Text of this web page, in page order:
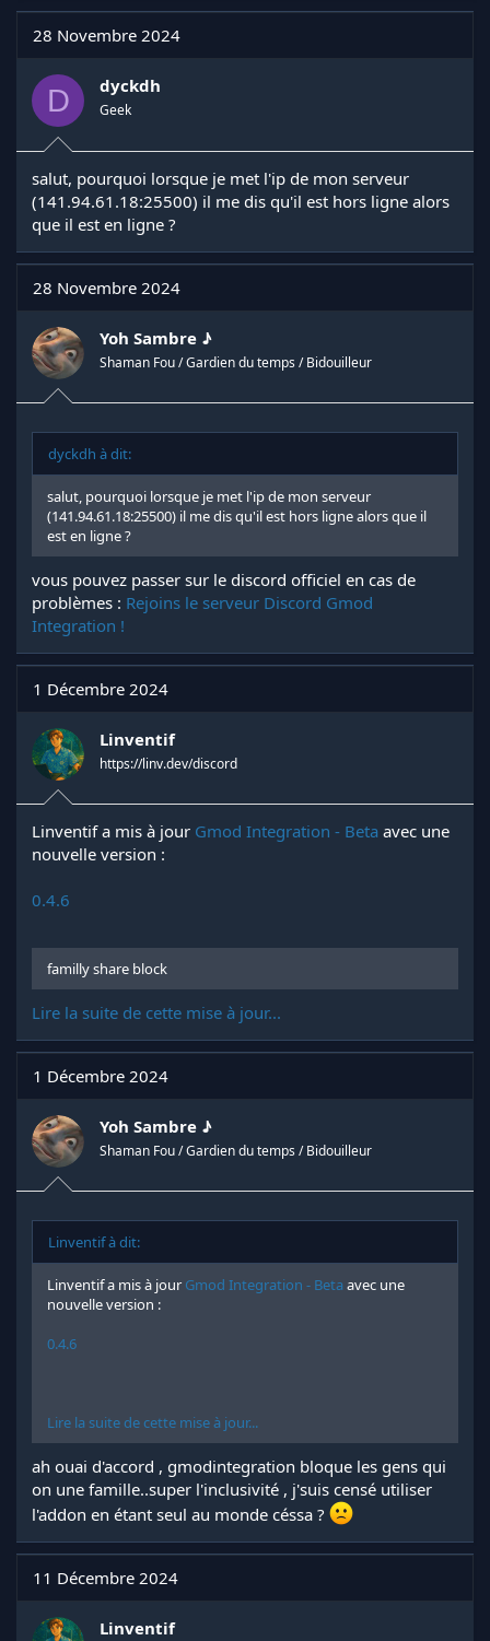
28 Novembre 2024
D dyckdh
Geek
salut, pourquoi lorsque je met l'ip de mon serveur
(141.94.61.18:25500) il me dis qu'il est hors ligne alors
que il est en ligne ?
28 Novembre 2024
Yoh Sambre ♪
Shaman Fou / Gardien du temps / Bidouilleur
dyckdh à dit:
salut, pourquoi lorsque je met l'ip de mon serveur
(141.94.61.18:25500) il me dis qu'il est hors ligne alors que il
est en ligne ?
vous pouvez passer sur le discord officiel en cas de
problèmes : Rejoins le serveur Discord Gmod
Integration !
1 Décembre 2024
Linventif
https://linv.dev/discord
Linventif a mis à jour Gmod Integration - Beta avec une
nouvelle version :
0.4.6
familly share block
Lire la suite de cette mise à jour...
1 Décembre 2024
Yoh Sambre ♪
Shaman Fou / Gardien du temps / Bidouilleur
Linventif à dit:
Linventif a mis à jour Gmod Integration - Beta avec une
nouvelle version :
0.4.6
Lire la suite de cette mise à jour...
ah ouai d'accord , gmodintegration bloque les gens qui
on une famille..super l'inclusivité , j'suis censé utiliser
l'addon en étant seul au monde céssa ?
11 Décembre 2024
Linventif